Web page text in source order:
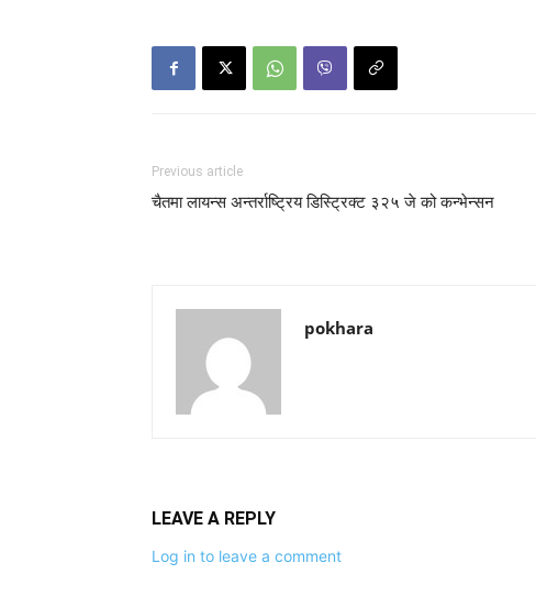
Previous article
चैतमा लायन्स अन्तर्राष्ट्रिय डिस्ट्रिक्ट ३२५ जे को कन्भेन्सन
pokhara
LEAVE A REPLY
Log in to leave a comment